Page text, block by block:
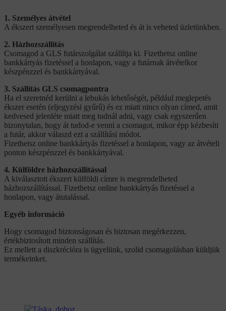
1. Személyes átvétel
A ékszert személyesen megrendelheted és át is veheted üzletünkben.
2. Házhozszállítás
Csomagod a GLS futárszolgálat szállítja ki. Fizethetsz online
bankkártyás fizetéssel a honlapon, vagy a futárnak átvételkor
készpénzzel és bankkártyával.
3. Szállítás GLS csomagpontra
Ha el szeretnéd kerülni a lebukás lehetőségét, például meglepetés
ékszer esetén (eljegyzési gyűrű) és ez miatt nincs olyan címed, amit
kedvesed jelenléte miatt meg tudnál adni, vagy csak egyszerűen
bizonytalan, hogy át tudod-e venni a csomagot, mikor épp kézbesíti
a futár, akkor válaszd ezt a szállítási módot.
Fizethetsz online bankkártyás fizetéssel a honlapon, vagy az átvételi
ponton készpénzzel és bankkártyával.
4. Külföldre házhozszállítással
A kiválasztott ékszert külföldi címre is megrendelheted
házhozszállítással. Fizethetsz online bankkártyás fizetéssel a
honlapon, vagy átutalással.
Egyéb információ
Hogy csomagod biztonságosan és biztosan megérkezzen,
értékbiztosított minden szállítás.
Ez mellett a diszkrécióra is ügyelünk, szolid csomagolásban küldjük
termékeinket.